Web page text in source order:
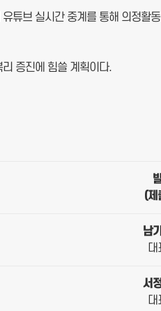
튜브 실시간 중계를 통해 의정활
증진에 힘쓸 계획이다.
(제
남
대
서
대